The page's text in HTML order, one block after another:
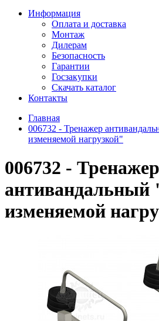
Для детей с ограниченными
возможностями
Информация
Оплата и доставка
Монтаж
Дилерам
Безопасность
Гарантии
Госзакупки
Скачать каталог
Контакты
Главная
006732 - Тренажер
изменяемой нагрузкой"
006732 - Тренажер
антивандальный
изменяемой